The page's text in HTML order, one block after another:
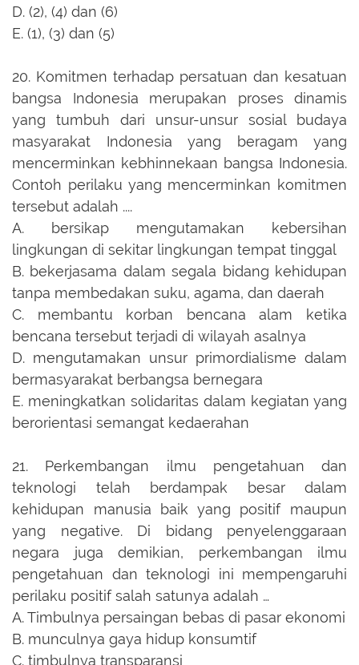
D. (2), (4) dan (6)
E. (1), (3) dan (5)
20. Komitmen terhadap persatuan dan kesatuan
bangsa Indonesia merupakan proses dinamis
yang tumbuh dari unsur-unsur sosial budaya
masyarakat Indonesia yang beragam yang
mencerminkan kebhinnekaan bangsa Indonesia.
Contoh perilaku yang mencerminkan komitmen
tersebut adalah ....
A.
bersikap mengutamakan kebersihan
lingkungan di sekitar lingkungan tempat tinggal
B. bekerjasama dalam segala bidang kehidupan
tanpa membedakan suku, agama, dan daerah
C.
membantu korban bencana alam ketika
bencana tersebut terjadi di wilayah asalnya
D. mengutamakan unsur primordialisme dalam
bermasyarakat berbangsa bernegara
E. meningkatkan solidaritas dalam kegiatan yang
berorientasi semangat kedaerahan
21.
Perkembangan ilmu pengetahuan dan
teknologi telah berdampak besar dalam
kehidupan manusia baik yang positif maupun
yang negative. Di bidang penyelenggaraan
negara juga demikian, perkembangan ilmu
pengetahuan dan teknologi ini mempengaruhi
perilaku positif salah satunya adalah …
A.Timbulnya persaingan bebas di pasar ekonomi
B. munculnya gaya hidup konsumtif
C. timbulnya transparansi